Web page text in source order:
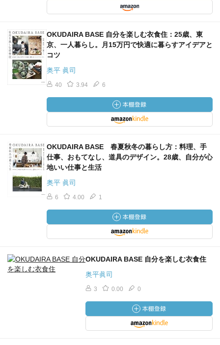
OKUDAIRA BASE 自分を楽しむ衣食住：25歳、東
京、一人暮らし。月15万円で快適に暮らすアイデアと
コツ
奥平 眞司
40 3.94 6
OKUDAIRA BASE 春夏秋冬の暮らし方：料理、手
仕事、おもてなし、道具のデザイン。28歳、自分が心
地いい仕事と生活
奥平 眞司
6 4.00 1
OKUDAIRA BASE 自分を楽しむ衣食住
奥平眞司
3 0.00 0